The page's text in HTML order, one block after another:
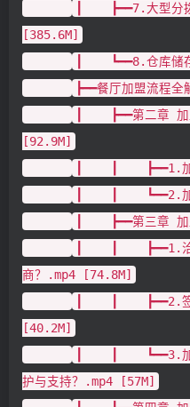
┃ ┣━━7.大型分拨
[385.6M]
┃ ┗━━8.仓库储
┣━━餐厅加盟流程
┃ ┣━━第二章 加
[92.9M]
┃ ┃ ┣━━1.加盟
┃ ┃ ┗━━2.加盟
┃ ┣━━第三章 加
┃ ┃ ┣━━1.洽谈
商？.mp4 [74.8M]
┃ ┃ ┣━━2.签约
[40.2M]
┃ ┃ ┗━━3.加盟
护与支持？.mp4 [57M]